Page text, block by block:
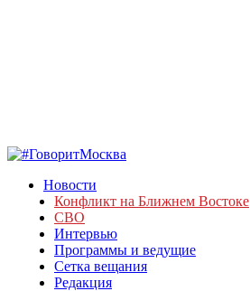
Новости
Конфликт на Ближнем Востоке
СВО
Интервью
Программы и ведущие
Сетка вещания
Редакция